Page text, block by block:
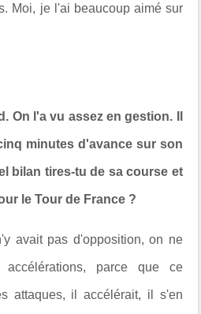
Moi, je l'ai beaucoup aimé sur
On l'a vu assez en gestion. Il
minutes d'avance sur son
bilan tires-tu de sa course et
le Tour de France ?
avait pas d'opposition, on ne
parce que ce
attaques, il accélérait, il s'en